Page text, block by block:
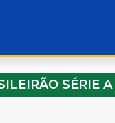
SÉRIE A